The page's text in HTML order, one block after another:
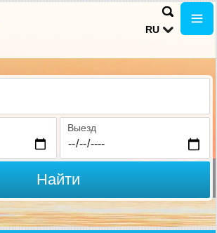
RU
Выезд
Найти